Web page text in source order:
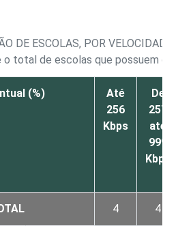
DE ESCOLAS, POR VELOCIDADE
o total de escolas que possuem
(%)
Até
256
Kbps
De
257
até
999
Kbps
4 4